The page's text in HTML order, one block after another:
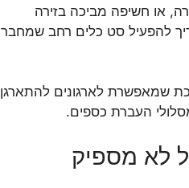
או חשיפה מביכה בזירה
להפעיל סט כלים רחב שמחבר
שמאפשרת לארגונים להתארגן
העברת כספים.
לא מספיק